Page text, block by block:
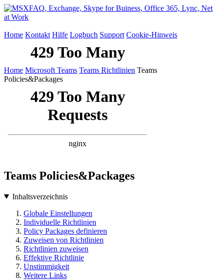
Home Kontakt Hilfe Logbuch Support Cookie-Hinweis
Home Microsoft Teams Teams Richtlinien Teams
Policies&Packages
Teams Policies&Packages
Inhaltsverzeichnis
Globale Einstellungen
Individuelle Richtlinien
Policy Packages definieren
Zuweisen von Richtlinien
Richtlinien zuweisen
Effektive Richtlinie
Unstimmigkeit
Weitere Links